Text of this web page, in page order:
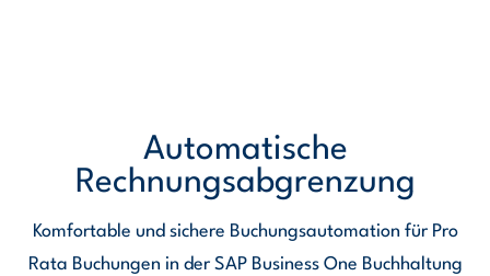
Automatische
Rechnungsabgrenzung
Komfortable und sichere Buchungsautomation für Pro
Rata Buchungen in der SAP Business One Buchhaltung